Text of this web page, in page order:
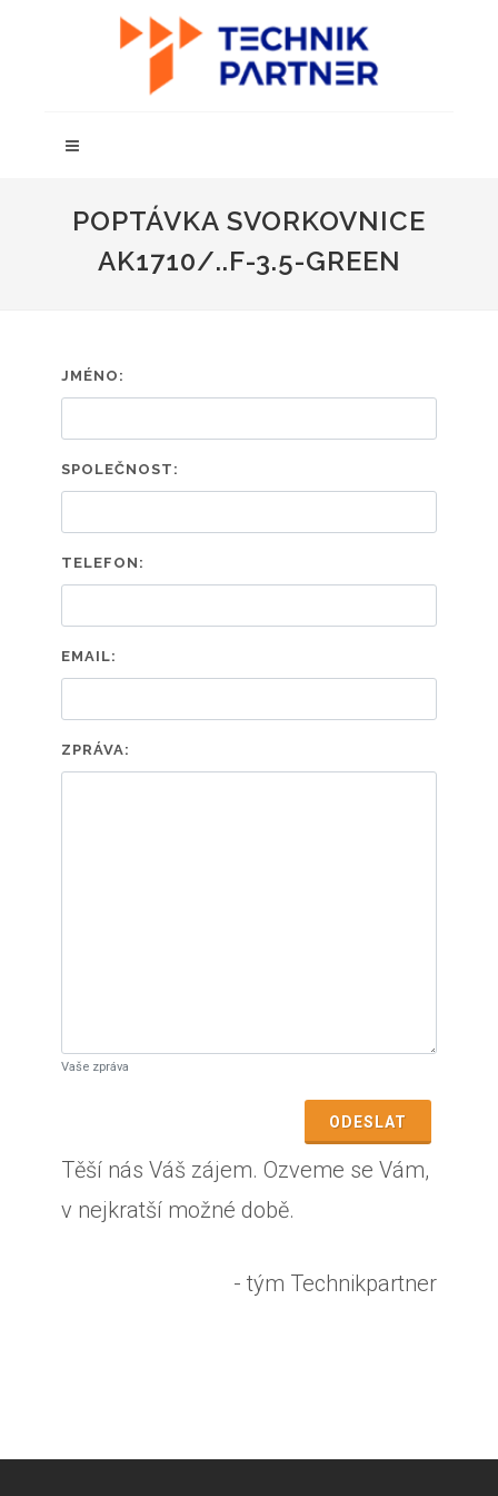
POPTÁVKA SVORKOVNICE
AK1710/..F-3.5-GREEN
JMÉNO:
SPOLEČNOST:
TELEFON:
EMAIL:
ZPRÁVA:
Vaše zpráva
ODESLAT
Těší nás Váš zájem. Ozveme se Vám,
v nejkratší možné době.
- tým Technikpartner